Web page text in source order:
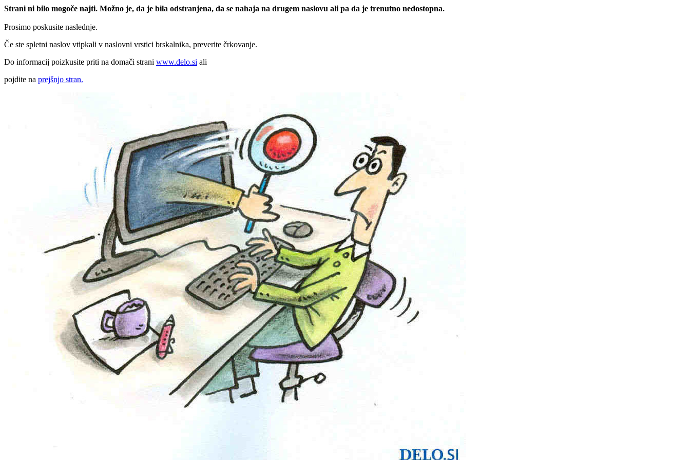
Strani ni bilo mogoče najti. Možno je, da je bila odstranjena, da se nahaja na drugem naslovu ali pa da je trenutno nedostopna.
Prosimo poskusite naslednje.
Če ste spletni naslov vtipkali v naslovni vrstici brskalnika, preverite črkovanje.
Do informacij poizkusite priti na domači strani www.delo.si ali
pojdite na prejšnjo stran.